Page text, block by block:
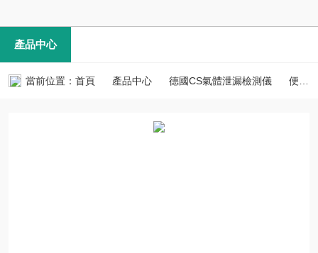
產品中心
當前位置： 首頁 產品中心 德國CS氣體泄漏檢測儀 便攜式測漏儀